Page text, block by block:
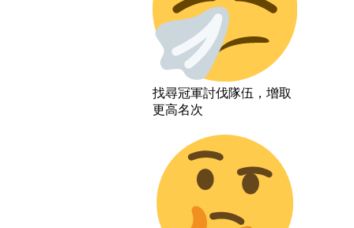
找尋冠軍討伐隊伍，增取
更高名次